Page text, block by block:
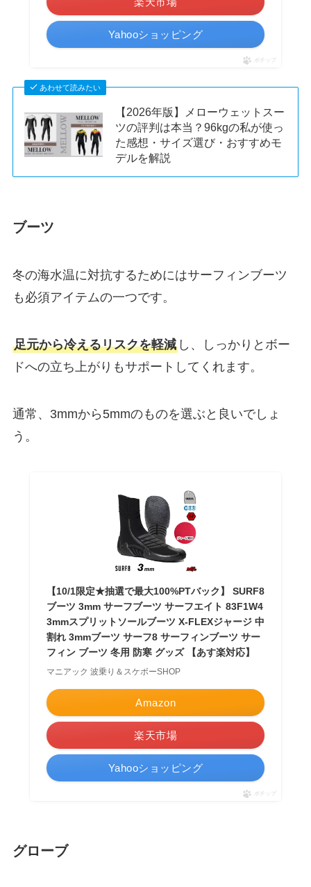
Yahooショッピング
ポチップ
あわせて読みたい
【2026年版】メローウェットスー
ツの評判は本当？96kgの私が使っ
た感想・サイズ選び・おすすめモ
デルを解説
ブーツ
冬の海水温に対抗するためにはサーフィンブーツ
も必須アイテムの一つです。
足元から冷えるリスクを軽減し、しっかりとボー
ドへの立ち上がりもサポートしてくれます。
通常、3mmから5mmのものを選ぶと良いでしょ
う。
【10/1限定★抽選で最大100%PTバック】 SURF8
ブーツ 3mm サーフブーツ サーフエイト 83F1W4
3mmスプリットソールブーツ X-FLEXジャージ 中
割れ 3mmブーツ サーフ8 サーフィンブーツ サー
フィン ブーツ 冬用 防寒 グッズ 【あす楽対応】
マニアック 波乗り＆スケボーSHOP
Amazon
楽天市場
Yahooショッピング
ポチップ
グローブ